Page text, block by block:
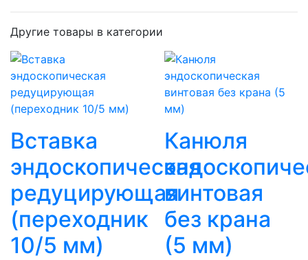
Другие товары в категории
Вставка
эндоскопическая
редуцирующая
(переходник
10/5 мм)
Канюля
винтовая
без крана
(5 мм)